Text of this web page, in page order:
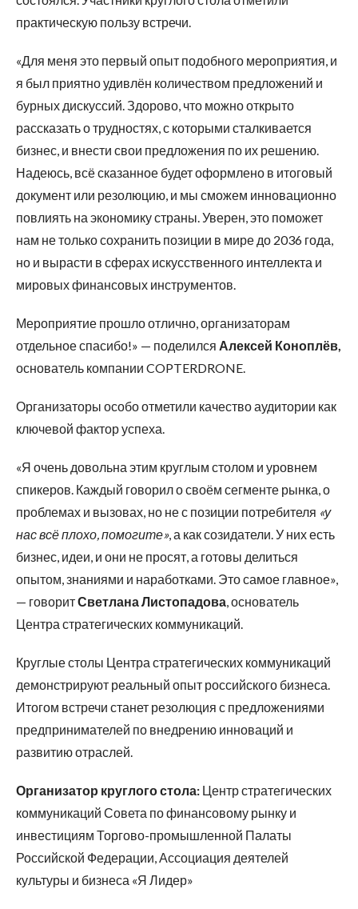
практическую пользу встречи.
«Для меня это первый опыт подобного мероприятия, и
я был приятно удивлён количеством предложений и
бурных дискуссий. Здорово, что можно открыто
рассказать о трудностях, с которыми сталкивается
бизнес, и внести свои предложения по их решению.
Надеюсь, всё сказанное будет оформлено в итоговый
документ или резолюцию, и мы сможем инновационно
повлиять на экономику страны. Уверен, это поможет
нам не только сохранить позиции в мире до 2036 года,
но и вырасти в сферах искусственного интеллекта и
мировых финансовых инструментов.
Мероприятие прошло отлично, организаторам
отдельное спасибо!» — поделился Алексей Коноплёв,
основатель компании COPTERDRONE.
Организаторы особо отметили качество аудитории как
ключевой фактор успеха.
«Я очень довольна этим круглым столом и уровнем
спикеров. Каждый говорил о своём сегменте рынка, о
проблемах и вызовах, но не с позиции потребителя «у
нас всё плохо, помогите», а как созидатели. У них есть
бизнес, идеи, и они не просят, а готовы делиться
опытом, знаниями и наработками. Это самое главное»,
— говоритСветлана Листопадова, основатель
Центра стратегических коммуникаций.
Круглые столы Центра стратегических коммуникаций
демонстрируют реальный опыт российского бизнеса.
Итогом встречи станет резолюция с предложениями
предпринимателей по внедрению инноваций и
развитию отраслей.
Организатор круглого стола: Центр стратегических
коммуникаций Совета по финансовому рынку и
инвестициям Торгово-промышленной Палаты
Российской Федерации, Ассоциация деятелей
культуры и бизнеса «Я Лидер»